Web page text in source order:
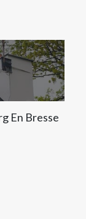
En Bresse